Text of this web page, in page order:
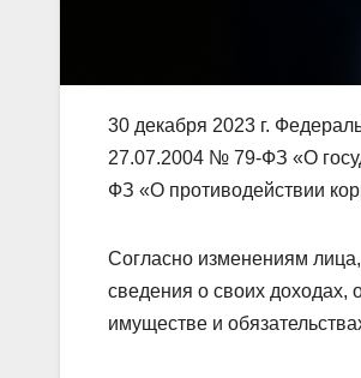
30 декабря 2023 г.
27.07.2004 № 79-ФЗ «О
ФЗ «О противодействии
Согласно изменениям
сведения о своих доходах,
имуществе и